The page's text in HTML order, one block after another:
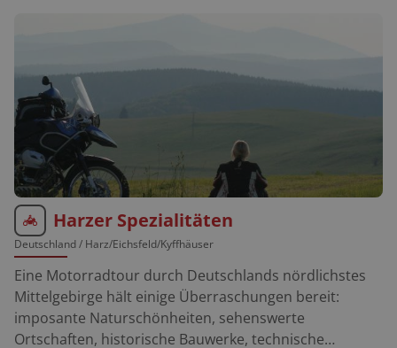
Harzer Spezialitäten
Deutschland/ Harz/Eichsfeld/Kyffhäuser
Eine Motorradtour durch Deutschlands nördlichstes
Mittelgebirge hält einige Überraschungen bereit:
imposante Naturschönheiten, sehenswerte
Ortschaften, historische Bauwerke, technische